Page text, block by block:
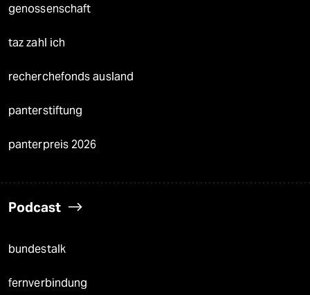
genossenschaft
taz zahl ich
recherchefonds ausland
panterstiftung
panterpreis 2026
Podcast
bundestalk
fernverbindung